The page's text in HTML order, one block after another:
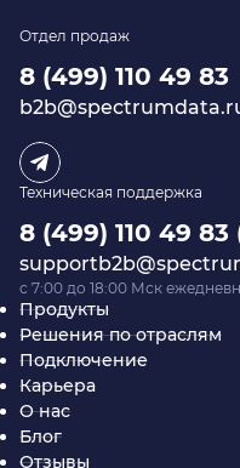
Продукты
Решения по отраслям
Подключение
Карьера
О нас
Блог
Отзывы
Отдел продаж
8 (499) 110 49 83
Техническая поддержка
8 (499) 110 49 83
c 7:00 до 18:00 Мск